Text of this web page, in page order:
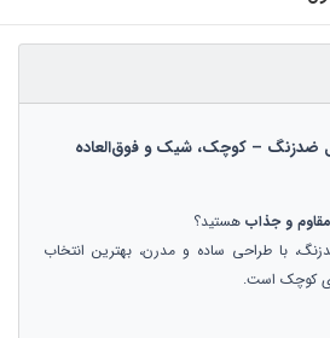
ضدزنگ – کوچک، شیک و فوق‌العاده
و جذاب هستید؟
با طراحی ساده و مدرن، بهترین انتخاب
کوچک است.